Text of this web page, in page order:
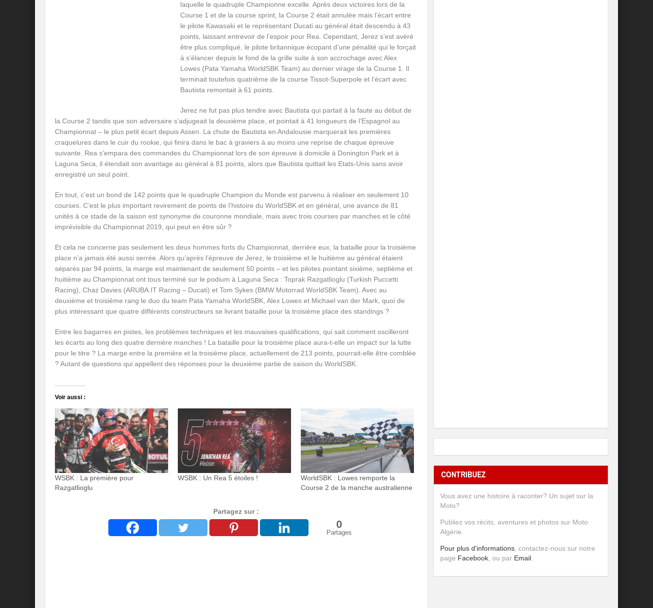
laquelle le quadruple Championne excelle. Après deux victoires lors de la
Course 1 et de la course sprint, la Course 2 était annulée mais l’écart entre
le pilote Kawasaki et le représentant Ducati au général était descendu à 43
points, laissant entrevoir de l’espoir pour Rea. Cependant, Jerez s’est avéré
être plus compliqué, le pilote britannique écopant d’une pénalité qui le forçait
à s’élancer depuis le fond de la grille suite à son accrochage avec Alex
Lowes (Pata Yamaha WorldSBK Team) au dernier virage de la Course 1. Il
terminait toutefois quatrième de la course Tissot-Superpole et l’écart avec
Bautista remontait à 61 points.
Jerez ne fut pas plus tendre avec Bautista qui partait à la faute au début de
la Course 2 tandis que son adversaire s’adjugeait la deuxième place, et pointait à 41 longueurs de l’Espagnol au
Championnat – le plus petit écart depuis Assen. La chute de Bautista en Andalousie marquerait les premières
craquelures dans le cuir du rookie, qui finira dans le bac à graviers à au moins une reprise de chaque épreuve
suivante. Rea s’empara des commandes du Championnat lors de son épreuve à domicile à Donington Park et à
Laguna Seca, il étendait son avantage au général à 81 points, alors que Bautista quittait les Etats-Unis sans avoir
enregistré un seul point.
En tout, c’est un bond de 142 points que le quadruple Champion du Monde est parvenu à réaliser en seulement 10
courses. C’est le plus important revirement de points de l’histoire du WorldSBK et en général, une avance de 81
unités à ce stade de la saison est synonyme de couronne mondiale, mais avec trois courses par manches et le côté
imprévisible du Championnat 2019, qui peut en être sûr ?
Et cela ne concerne pas seulement les deux hommes forts du Championnat, derrière eux, la bataille pour la troisième
place n’a jamais été aussi serrée. Alors qu’après l’épreuve de Jerez, le troisième et le huitième au général étaient
séparés par 94 points, la marge est maintenant de seulement 50 points – et les pilotes pointant sixième, septième et
huitième au Championnat ont tous terminé sur le podium à Laguna Seca : Toprak Razgatlioglu (Turkish Puccetti
Racing), Chaz Davies (ARUBA.IT Racing – Ducati) et Tom Sykes (BMW Motorrad WorldSBK Team). Avec au
deuxième et troisième rang le duo du team Pata Yamaha WorldSBK, Alex Lowes et Michael van der Mark, quoi de
plus intéressant que quatre différents constructeurs se livrant bataille pour la troisième place des standings ?
Entre les bagarres en pistes, les problèmes techniques et les mauvaises qualifications, qui sait comment oscilleront
les écarts au long des quatre dernière manches ! La bataille pour la troisième place aura-t-elle un impact sur la lutte
pour le titre ? La marge entre la première et la troisième place, actuellement de 213 points, pourrait-elle être comblée
? Autant de questions qui appellent des réponses pour la deuxième partie de saison du WorldSBK.
Voir aussi :
WSBK : La première pour
Razgatlioglu
WSBK : Un Rea 5 étoiles !
WorldSBK : Lowes remporte la
Course 2 de la manche australienne
Partagez sur :
0
Partages
CONTRIBUEZ
Vous avez une histoire à raconter? Un sujet sur la
Moto?
Publiez vos récits, aventures et photos sur Moto
Algérie.
Pour plus d'informations , contactez-nous sur notre
page Facebook , ou par Email